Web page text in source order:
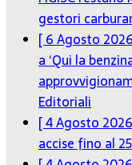
gestori
[ 6 Agosto
a ‘Qui la
Editoriali
[ 4 Agosto
accise fino al